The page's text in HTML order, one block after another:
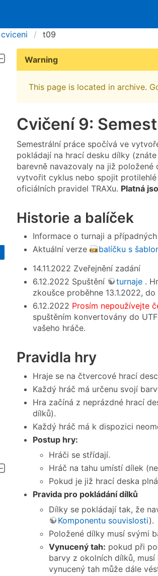
cviceni t09
Warning
This page is located in archive.
Cvičení 9:
Semestrální práce spočívá ve
pokládají na hrací desku dílky (znáte
barevně navazovaly na již
vytvořit cyklus nebo spojit protilehlé
oficiálních pravidel TRAXu. Platná
Historie a balíček
Informace o turnaji a
Aktuální verze
balíčku s
14.11.2022 Zveřejnění zadání
6.12.2022 Spuštění
turnaje .
zkoušce proběhne 13.1.2022,
6.12.2022 Prosím nepoužívejte
spuštěním konvertovány do
vašeho hráče.
Pravidla hry
Hraje se na čtvercové hrací
Každý hráč má určenu svojí
Hra začíná z neprázdné hrací
dílků).
Každý hráč má k dispozici
Postup hry:
Hráči se střídají.
Hráč na tahu umístí dílek
Pokud je již hrací deska
Pravida pro pokládání dílků
Dílky se pokládají tak, že
Komponentu souvislosti).
Položené dílky musí svými
Vynucený tah: pokud při
barvy z okolních dílků,
vynucený tah může dále